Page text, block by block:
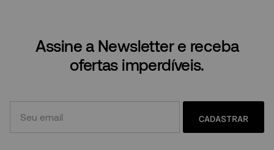
Assine a Newsletter e receba
ofertas imperdíveis.
CADASTRAR